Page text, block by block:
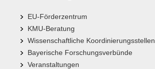
EU-Förderzentrum
KMU-Beratung
Wissenschaftliche Koordinierungsstellen
Bayerische Forschungsverbünde
Veranstaltungen